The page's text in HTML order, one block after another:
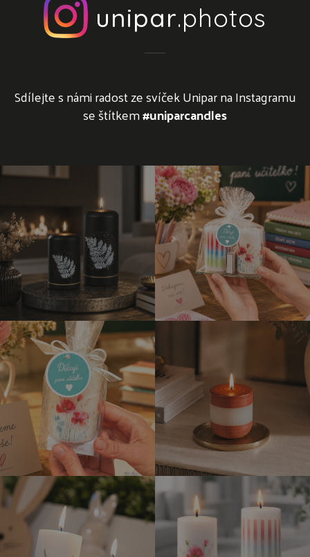
unipar.photos
Sdílejte s námi radost ze svíček Unipar na Instagramu
se štítkem#uniparcandles